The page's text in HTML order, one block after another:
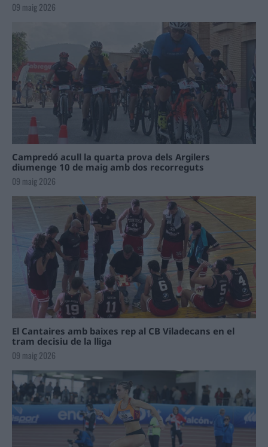
09 maig 2026
Campredó acull la quarta prova dels Argilers
diumenge 10 de maig amb dos recorreguts
09 maig 2026
El Cantaires amb baixes rep al CB Viladecans en el
tram decisiu de la lliga
09 maig 2026